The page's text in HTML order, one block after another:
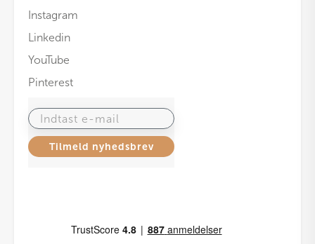
Instagram
Linkedin
YouTube
Pinterest
Indtast e-mail
Tilmeld nyhedsbrev